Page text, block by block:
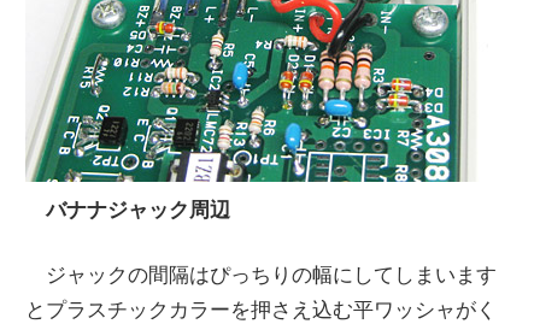
バナナジャック周辺
ジャックの間隔はぴっちりの幅にしてしまいます
とプラスチックカラーを押さえ込む平ワッシャがく